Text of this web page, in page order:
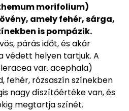
morifolium)
amely fehér, sárga,
is pompázik.
párás időt, és akár
védett helyen tartjuk. A
var. acephala)
fehér, rózsaszín színekben
nagy díszítőértéke van, és
megtartja színét.